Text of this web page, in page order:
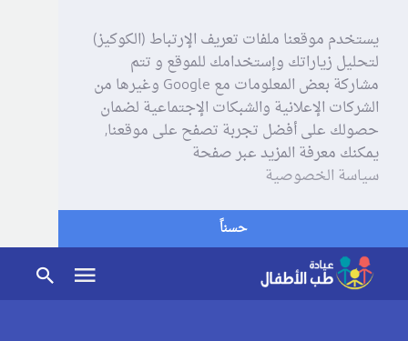
يستخدم موقعنا ملفات تعريف الإرتباط (الكوكيز)
لتحليل زياراتك وإستخدامك للموقع و تتم
مشاركة بعض المعلومات مع Google وغيرها من
الشركات الإعلانية والشبكات الإجتماعية لضمان
حصولك على أفضل تجربة تصفح على موقعنا,
يمكنك معرفة المزيد عبر صفحة
سياسة الخصوصية
حسناً